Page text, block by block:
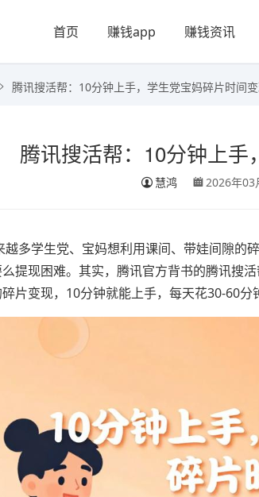
首页 赚钱app 赚钱资讯
腾讯搜活帮：10分钟上手，学生党宝妈碎片时间
腾讯搜活帮：10分钟上
慧鸿 2026年03
越多学生党、宝妈想利用课间、带娃间隙
提现困难。其实，腾讯官方背书的腾讯搜
片变现，10分钟就能上手，每天花30-60